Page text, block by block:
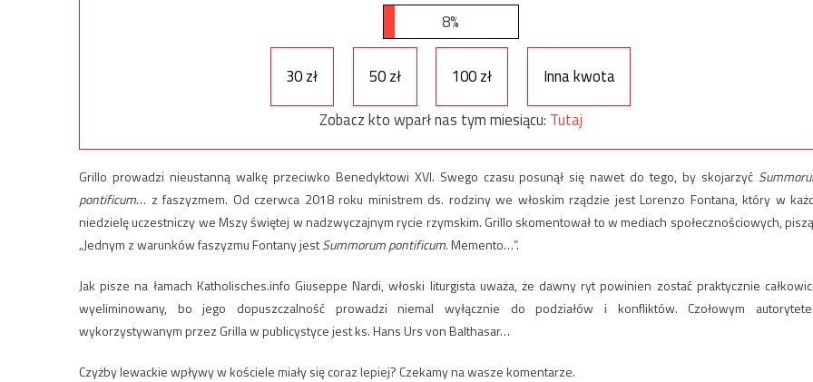
8%
30 zł 50 zł 100 zł
Inna kwota
Zobacz kto wparł nas tym miesiącu: Tutaj
Grillo prowadzi nieustanną walkę przeciwko Benedyktowi XVI. Swego czasu posunął się nawet do tego, by skojarzyć
pontificum… z faszyzmem. Od czerwca 2018 roku ministrem ds. rodziny we włoskim rządzie jest Lorenzo Fontana, który w
niedzielę uczestniczy we Mszy świętej w nadzwyczajnym rycie rzymskim. Grillo skomentował to w mediach społecznościowych,
„Jednym z warunków faszyzmu Fontany jestSummorum pontificum. Memento…”.
Jak pisze na łamach Katholisches.info Giuseppe Nardi, włoski liturgista uważa, że dawny ryt powinien zostać praktycznie
wyeliminowany, bo jego dopuszczalność prowadzi niemal wyłącznie do podziałów i konfliktów. Czołowym
wykorzystywanym przez Grilla w publicystyce jest ks. Hans Urs von Balthasar…
Czyżby lewackie wpływy w kościele miały się coraz lepiej? Czekamy na wasze komentarze.